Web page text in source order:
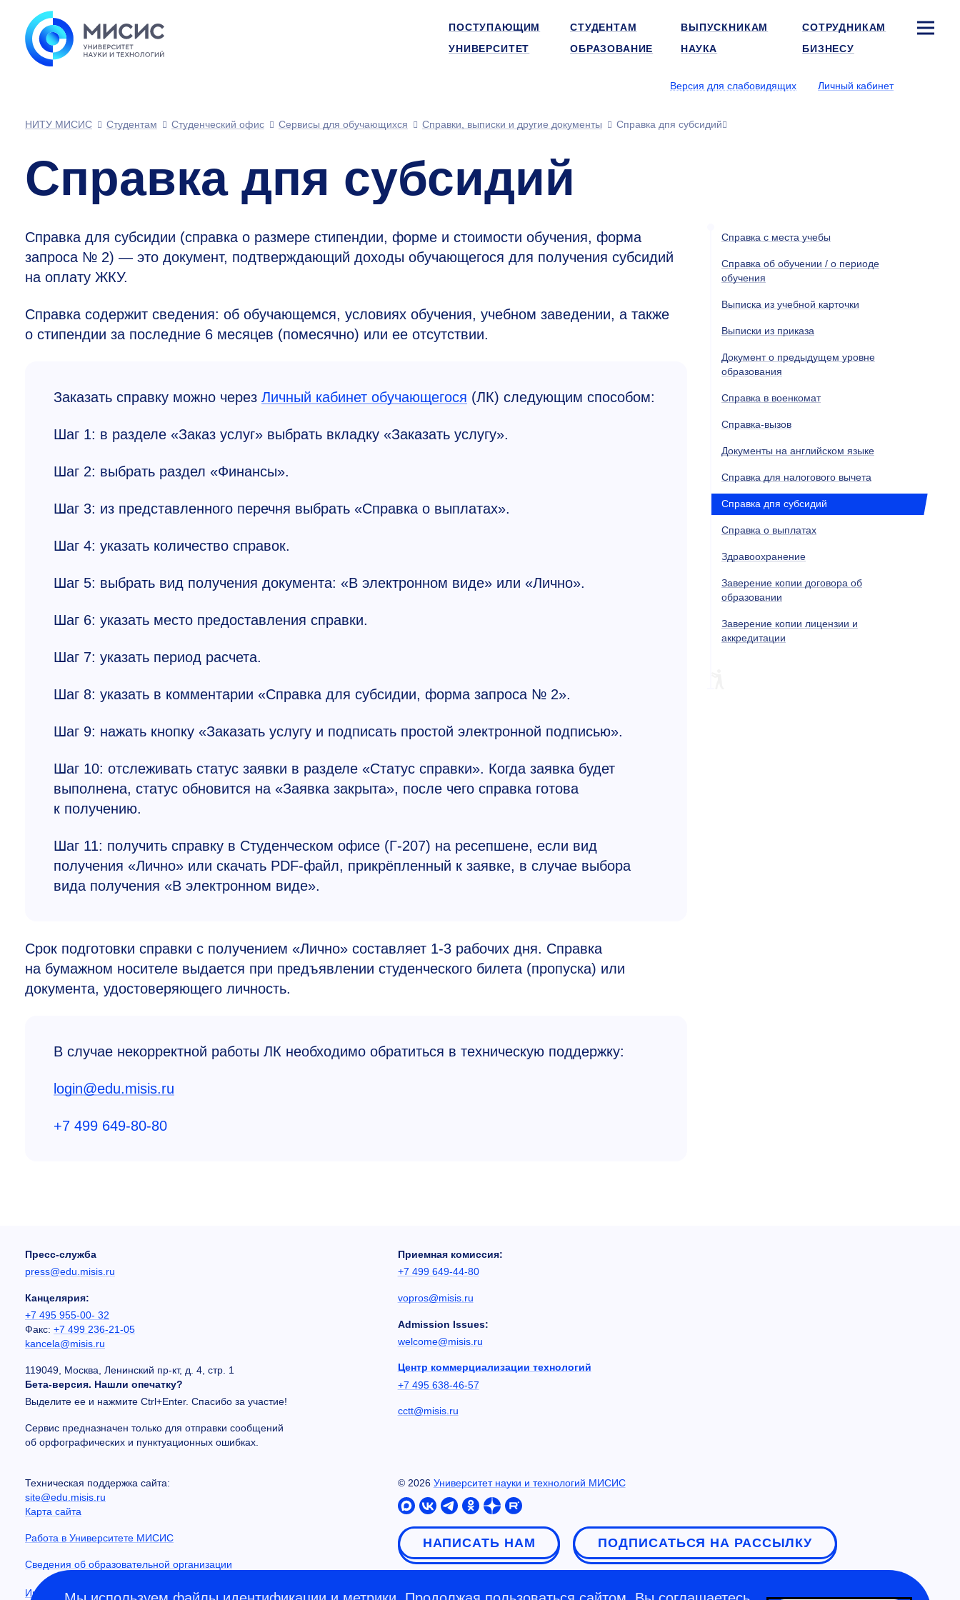
ПОСТУПАЮЩИМ СТУДЕНТАМ ВЫПУСКНИКАМ
СОТРУДНИКАМ
УНИВЕРСИТЕТ
ОБРАЗОВАНИЕ НАУКА БИЗНЕСУ
Версия для слабовидящих Личный кабинет
НИТУ МИСИС Студентам Студенческий офис Сервисы для обучающихся Справки, выписки и другие документы Справка дпя субсидий
Справка дпя субсидий
Справка для субсидии (справка о размере стипендии, форме и стоимости обучения, форма
запроса № 2) — это документ, подтверждающий доходы обучающегося для получения субсидий
на оплату ЖКУ.
Справка содержит сведения: об обучающемся, условиях обучения, учебном заведении, а также
о стипендии за последние 6 месяцев (помесячно) или ее отсутствии.
Заказать справку можно через Личный кабинет обучающегося (ЛК) следующим способом:
Шаг 1: в разделе «Заказ услуг» выбрать вкладку «Заказать услугу».
Шаг 2: выбрать раздел «Финансы».
Шаг 3: из представленного перечня выбрать «Справка о выплатах».
Шаг 4: указать количество справок.
Шаг 5: выбрать вид получения документа: «В электронном виде» или «Лично».
Шаг 6: указать место предоставления справки.
Шаг 7: указать период расчета.
Шаг 8: указать в комментарии «Справка для субсидии, форма запроса № 2».
Шаг 9: нажать кнопку «Заказать услугу и подписать простой электронной подписью».
Шаг 10: отслеживать статус заявки в разделе «Статус справки». Когда заявка будет
выполнена, статус обновится на «Заявка закрыта», после чего справка готова
к получению.
Шаг 11: получить справку в Студенческом офисе (Г-207) на ресепшене, если вид
получения «Лично» или скачать PDF-файл, прикрёпленный к заявке, в случае выбора
вида получения «В электронном виде».
Срок подготовки справки с получением «Лично» составляет 1-3 рабочих дня. Справка
на бумажном носителе выдается при предъявлении студенческого билета (пропуска) или
документа, удостоверяющего личность.
В случае некорректной работы ЛК необходимо обратиться в техническую поддержку:
login@edu.misis.ru
+7 499 649-80-80
Справка с места учебы
Справка об обучении / о периоде
обучения
Выписка из учебной карточки
Выписки из приказа
Документ о предыдущем уровне
образования
Справка в военкомат
Справка-вызов
Документы на английском языке
Справка для налогового вычета
Справка дпя субсидий
Справка о выплатах
Здравоохранение
Заверение копии договора об
образовании
Заверение копии лицензии и
аккредитации
Пресс-служба
press@edu.misis.ru
Канцелярия:
+7 495 955-00- 32
Факс: +7 499 236-21-05
kancela@misis.ru
119049, Москва, Ленинский пр-кт, д. 4, стр. 1
Бета-версия. Нашли опечатку?
Выделите ее и нажмите Ctrl+Enter. Спасибо за участие!
Сервис предназначен только для отправки сообщений
об орфографических и пунктуационных ошибках.
Приемная комиссия:
+7 499 649-44-80
vopros@misis.ru
Admission Issues:
welcome@misis.ru
Центр коммерциализации технологий
+7 495 638-46-57
cctt@misis.ru
Техническая поддержка сайта:
site@edu.misis.ru
Карта сайта
Работа в Университете МИСИС
Сведения об образовательной организации
Информация о закупках
© 2026 Университет науки и технологий МИСИС
НАПИСАТЬ НАМ ПОДПИСАТЬСЯ НА РАССЫЛКУ